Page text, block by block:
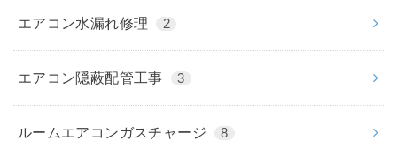
エアコン水漏れ修理 2
エアコン隠蔽配管工事 3
ルームエアコンガスチャージ 8